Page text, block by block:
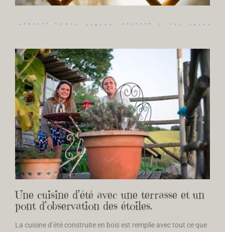
Une cuisine d’été avec une terrasse et un
pont d’observation des étoiles.
La cuisine d’été construite en bois est remplie avec tout ce que